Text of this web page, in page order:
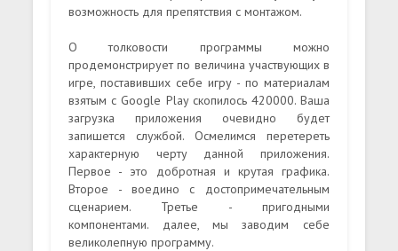
возможность для препятствия с монтажом.
О толковости программы можно
продемонстрирует по величина участвующих в
игре, поставивших себе игру - по материалам
взятым с Google Play скопилось 420000. Ваша
загрузка приложения очевидно будет
запишется службой. Осмелимся перетереть
характерную черту данной приложения.
Первое - это добротная и крутая графика.
Второе - воедино с достопримечательным
сценарием. Третье - пригодными
компонентами. далее, мы заводим себе
великолепную программу.